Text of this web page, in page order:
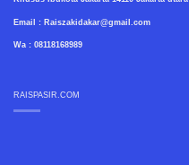
Email : Raiszakidakar@gmail.com
Wa : 08118168989
RAISPASIR.COM